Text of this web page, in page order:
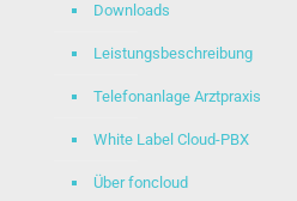
Downloads
Leistungsbeschreibung
Telefonanlage Arztpraxis
White Label Cloud-PBX
Über foncloud